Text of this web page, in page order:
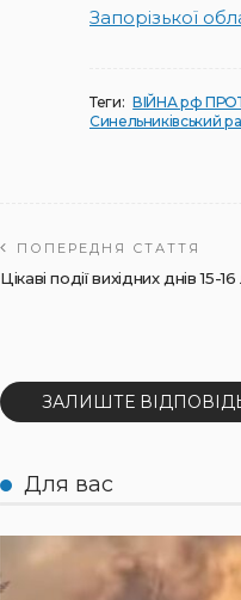
Запорізької
Теги: ВІЙНА рф
Синельниківський
ПОПЕРЕДНЯ СТАТТЯ
Цікаві події вихідних днів 15-
ЗАЛИШТЕ
Для вас